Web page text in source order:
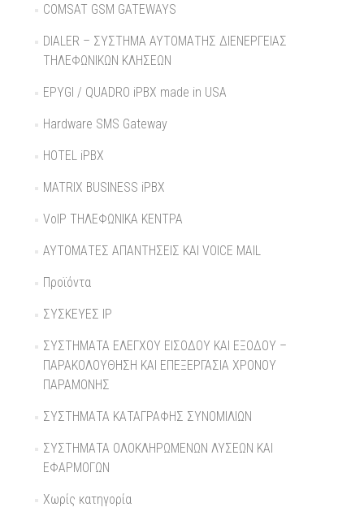
COMSAT GSM GATEWAYS
DIALER – ΣΥΣΤΗΜΑ ΑΥΤΟΜΑΤΗΣ ΔΙΕΝΕΡΓΕΙΑΣ
ΤΗΛΕΦΩΝΙΚΩΝ ΚΛΗΣΕΩΝ
EPYGI / QUADRO iPBX made in USA
Hardware SMS Gateway
HOTEL iPBX
MATRIX BUSINESS iPBX
VoIP ΤΗΛΕΦΩΝΙΚΑ ΚΕΝΤΡΑ
ΑΥΤΟΜΑΤΕΣ ΑΠΑΝΤΗΣΕΙΣ KAI VOICE MAIL
Προϊόντα
ΣΥΣΚΕΥΕΣ IP
ΣΥΣΤΗΜΑΤΑ ΕΛΕΓΧΟΥ ΕΙΣΟΔΟΥ ΚΑΙ ΕΞΟΔΟΥ –
ΠΑΡΑΚΟΛΟΥΘΗΣΗ ΚΑΙ ΕΠΕΞΕΡΓΑΣΙΑ ΧΡΟΝΟΥ
ΠΑΡΑΜΟΝΗΣ
ΣΥΣΤΗΜΑΤΑ ΚΑΤΑΓΡΑΦΗΣ ΣΥΝΟΜΙΛΙΩΝ
ΣΥΣΤΗΜΑΤΑ ΟΛΟΚΛΗΡΩΜΕΝΩΝ ΛΥΣΕΩΝ ΚΑΙ
ΕΦΑΡΜΟΓΩΝ
Χωρίς κατηγορία